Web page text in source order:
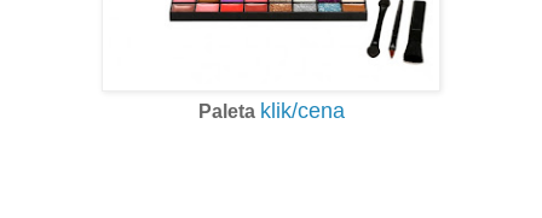
Paleta klik/cena